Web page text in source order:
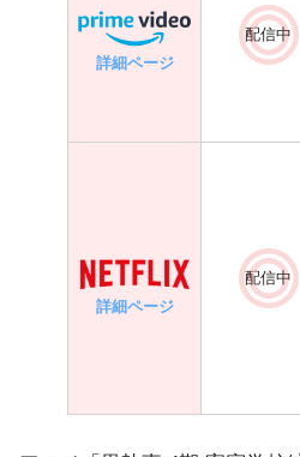
詳細ページ
配信中
詳細ページ
配信中